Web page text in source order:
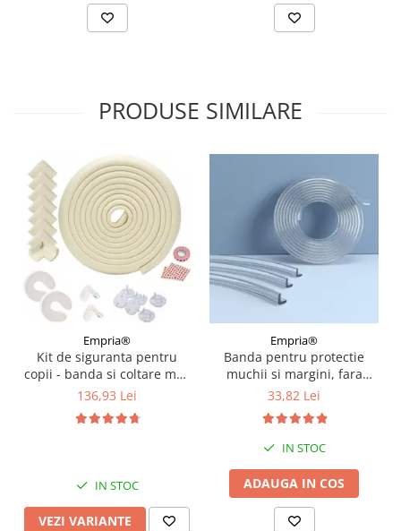
PRODUSE SIMILARE
Empria®
Kit de siguranta pentru
copii - banda si coltare moi,
opritoare usa, sigurante
culori
136,93 Lei
IN STOC
VEZI VARIANTE
Empria®
Banda pentru protectie
muchii si margini, fara
adeziv, Empria, din silicon
cm
33,82 Lei
IN STOC
ADAUGA IN COS